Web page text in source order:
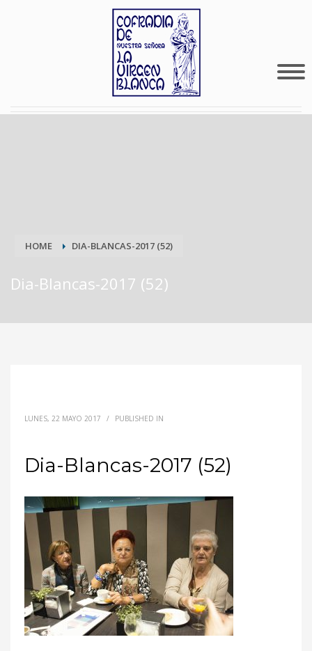
HOME DIA-BLANCAS-2017 (52)
Dia-Blancas-2017 (52)
LUNES, 22 MAYO 2017 / PUBLISHED IN
Dia-Blancas-2017 (52)